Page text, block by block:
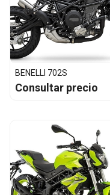
BENELLI 702S
Consultar precio